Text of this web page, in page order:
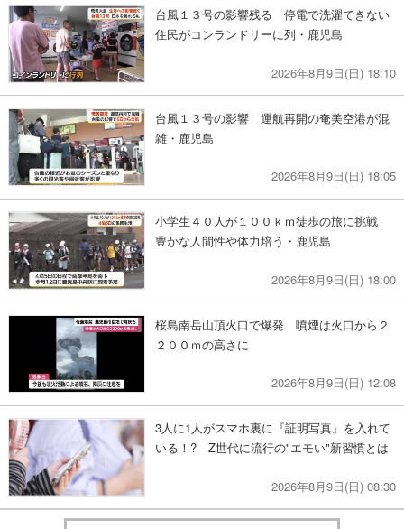
台風１３号の影響残る 停電で洗濯できない
住民がコンランドリーに列・鹿児島
2026年8月9日(日) 18:10
台風１３号の影響 運航再開の奄美空港が混
雑・鹿児島
2026年8月9日(日) 18:05
小学生４０人が１００ｋｍ徒歩の旅に挑戦
豊かな人間性や体力培う・鹿児島
2026年8月9日(日) 18:00
桜島南岳山頂火口で爆発 噴煙は火口から２
２００ｍの高さに
2026年8月9日(日) 12:08
3人に1人がスマホ裏に『証明写真』を入れて
いる！? Z世代に流行の"エモい"新習慣とは
2026年8月9日(日) 08:30